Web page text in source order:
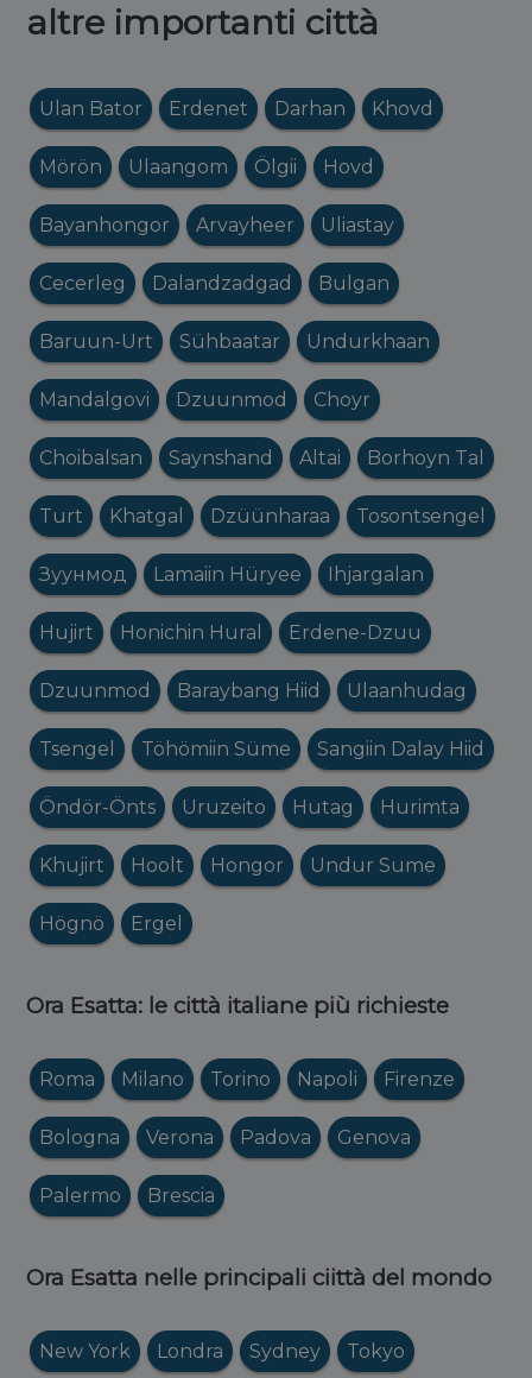
altre importanti città
Ulan Bator Erdenet Darhan Khovd
Mörön Ulaangom Ölgii Hovd
Bayanhongor Arvayheer Uliastay
Cecerleg Dalandzadgad Bulgan
Baruun-Urt Sühbaatar Undurkhaan
Mandalgovi Dzuunmod Choyr
Choibalsan Saynshand Altai Borhoyn Tal
Turt Khatgal Dzüünharaa Tosontsengel
Зуунмод Lamaiin Hüryee Ihjargalan
Hujirt Honichin Hural Erdene-Dzuu
Dzuunmod Baraybang Hiid Ulaanhudag
Tsengel Töhömiin Süme Sangiin Dalay Hiid
Öndör-Önts Uruzeito Hutag Hurimta
Khujirt Hoolt Hongor Undur Sume
Högnö Ergel
Ora Esatta: le città italiane più richieste
Roma Milano Torino Napoli Firenze
Bologna Verona Padova Genova
Palermo Brescia
Ora Esatta nelle principali ciittà del mondo
New York Londra Sydney Tokyo